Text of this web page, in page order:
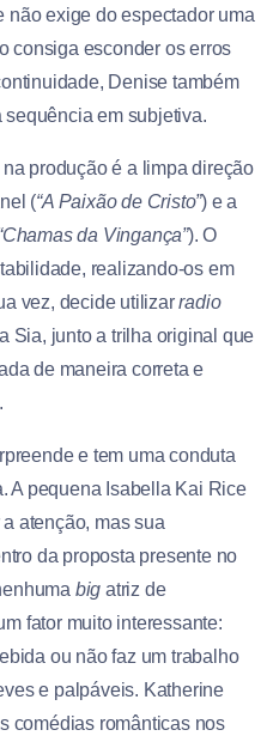
exige do espectador uma
consiga esconder os erros
Denise também
em subjetiva.
produção é a limpa direção
(“A Paixão de Cristo”) e a
da Vingança”). O
realizando-os em
vez, decide utilizarradio
Sia, junto a trilha original que
de maneira correta e
e tem uma conduta
A pequena Isabella Kai Rice
atenção, mas sua
da proposta presente no
big atriz de
fator muito interessante:
ou não faz um trabalho
e palpáveis. Katherine
comédias românticas nos